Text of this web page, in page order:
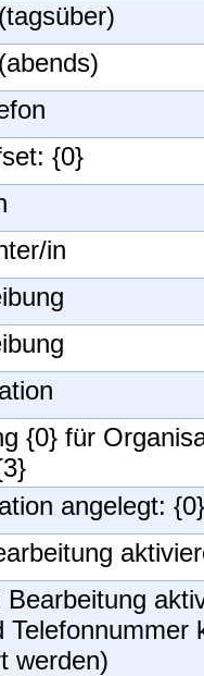
{0}
in
{0} für
angelegt:
Bearbeitung
Telefonnummer
werden)